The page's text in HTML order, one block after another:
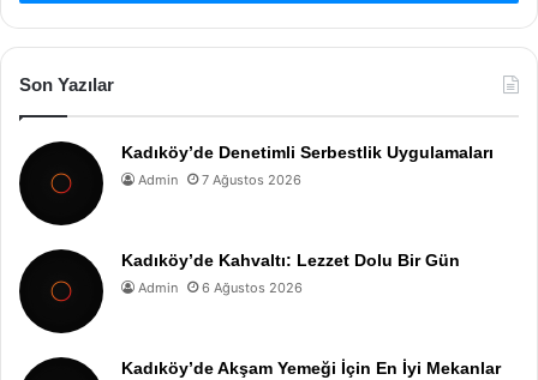
Son Yazılar
Kadıköy’de Denetimli Serbestlik Uygulamaları
Admin 7 Ağustos 2026
Kadıköy’de Kahvaltı: Lezzet Dolu Bir Gün
Admin 6 Ağustos 2026
Kadıköy’de Akşam Yemeği İçin En İyi Mekanlar